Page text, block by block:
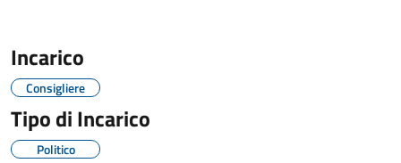
Incarico
Consigliere
Tipo di Incarico
Politico